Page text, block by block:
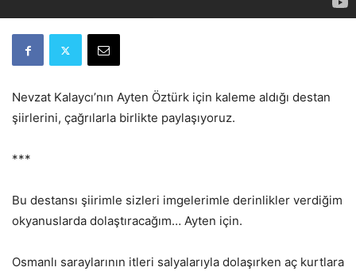
Nevzat Kalaycı’nın Ayten Öztürk için kaleme aldığı destan
şiirlerini, çağrılarla birlikte paylaşıyoruz.
***
Bu destansı şiirimle sizleri imgelerimle derinlikler verdiğim
okyanuslarda dolaştıracağım… Ayten için.
Osmanlı saraylarının itleri salyalarıyla dolaşırken aç kurtlara